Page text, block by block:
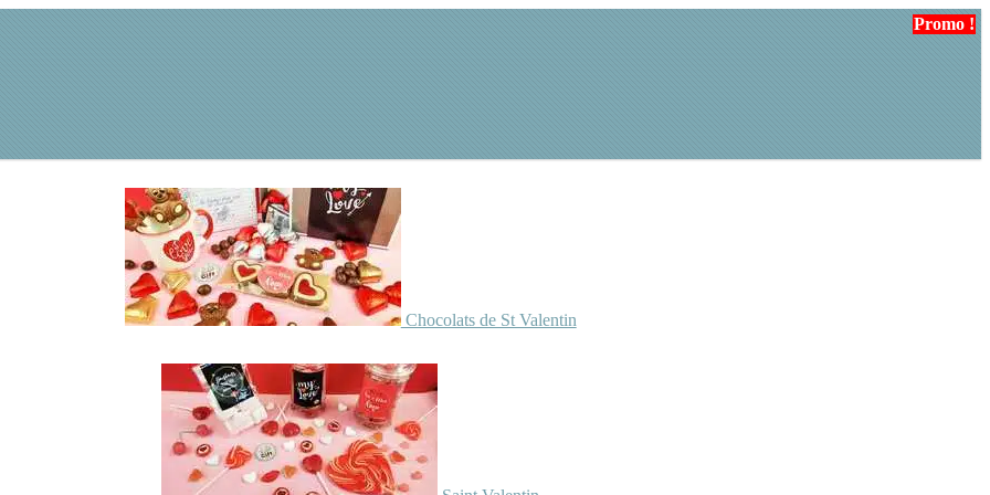
Chocolats de St Valentin
Promo !
Promo !
Promo !